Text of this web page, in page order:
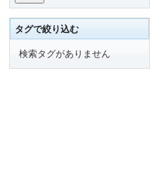
タグで絞り込む
検索タグがありません